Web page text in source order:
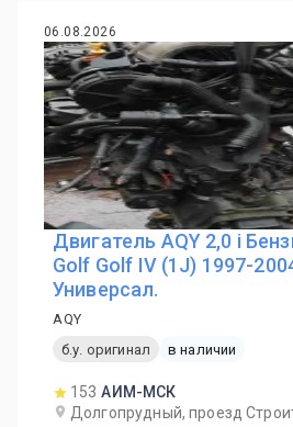
06.08.2026
Двигатель AQY 2,0 i
Golf Golf IV (1J) 1997-
Универсал.
AQY
б.у. оригинал
в наличии
153 АИМ-МСК
Долгопрудный, проезд